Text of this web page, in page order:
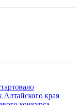
Алтайского края